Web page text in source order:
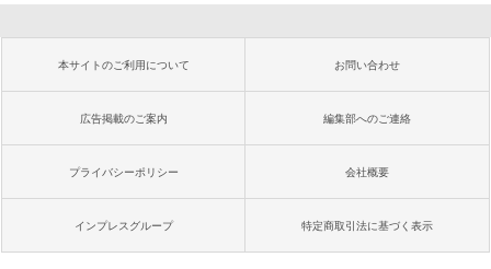
本サイトのご利用について お問い合わせ
広告掲載のご案内 編集部へのご連絡
プライバシーポリシー 会社概要
インプレスグループ 特定商取引法に基づく表示